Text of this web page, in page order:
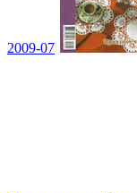
2009-07